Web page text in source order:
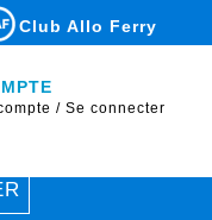
Club Allo Ferry
/ Se connecter